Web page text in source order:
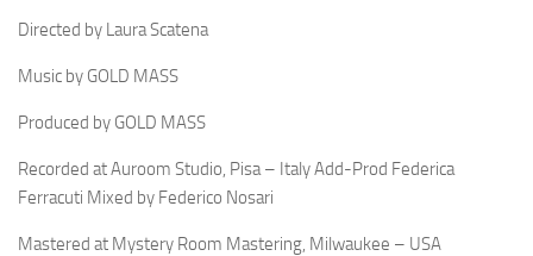
Directed by Laura Scatena
Music by GOLD MASS
Produced by GOLD MASS
Recorded at Auroom Studio, Pisa – Italy Add-Prod Federica
Ferracuti Mixed by Federico Nosari
Mastered at Mystery Room Mastering, Milwaukee – USA